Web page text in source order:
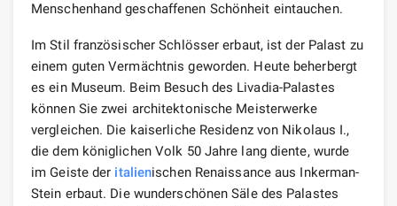
Menschenhand geschaffenen Schönheit eintauchen.
Im Stil französischer Schlösser erbaut, ist der Palast zu
einem guten Vermächtnis geworden. Heute beherbergt
es ein Museum. Beim Besuch des Livadia-Palastes
können Sie zwei architektonische Meisterwerke
vergleichen. Die kaiserliche Residenz von Nikolaus I.,
die dem königlichen Volk 50 Jahre lang diente, wurde
im Geiste der italienischen Renaissance aus Inkerman-
Stein erbaut. Die wunderschönen Säle des Palastes